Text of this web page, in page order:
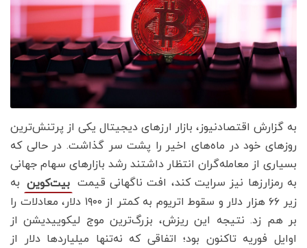
به گزارش اقتصادنیوز، بازار ارزهای دیجیتال یکی از پرتنش‌ترین
روزهای خود در ماه‌های اخیر را پشت سر گذاشت. در حالی که
بسیاری از معامله‌گران انتظار داشتند رشد بازارهای سهام جهانی
به رمزارزها نیز سرایت کند، افت ناگهانی قیمت بیت‌کوین به
زیر ۶۶ هزار دلار و سقوط اتریوم به کمتر از ۱۹۰۰ دلار، معادلات را
بر هم زد. نتیجه این ریزش، بزرگ‌ترین موج لیکوییدیشن از
اوایل فوریه تاکنون بود؛ اتفاقی که نه‌تنها میلیاردها دلار از